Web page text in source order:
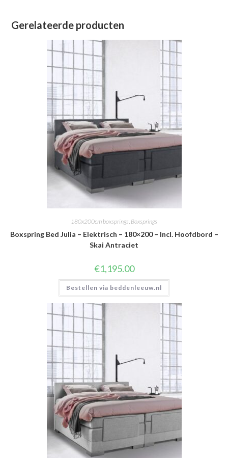
Gerelateerde producten
180x200cm boxsprings, Boxsprings
Boxspring Bed Julia – Elektrisch – 180×200 – Incl. Hoofdbord –
Skai Antraciet
€1,195.00
Bestellen via beddenleeuw.nl